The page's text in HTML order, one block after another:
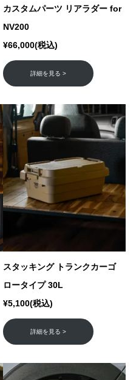
カスタムパーツ リアラダー for
NV200
¥66,000(税込)
詳細を見る >
スタッキング トランクカーゴ
ロータイプ 30L
¥5,100(税込)
詳細を見る >